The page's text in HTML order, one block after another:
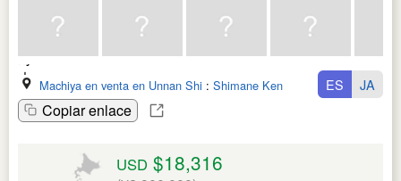
Machiya en venta en Unnan Shi : Shimane Ken
Copiar enlace
ES JA
USD $18,316